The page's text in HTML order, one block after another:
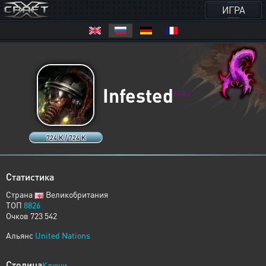
ИГРА
724 K / 724 K
InfestedXERJ
Статистика
Страна
Великобритания
ТОП 8826
Очков 723 542
Альянс United Nations